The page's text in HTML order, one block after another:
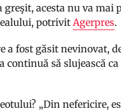
acesta nu va mai
potrivitAgerpres.
a fost găsit nevinovat,
continuă să slujească
„Din nefericire,